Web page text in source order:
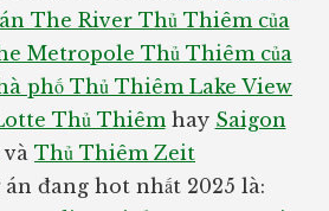
The River Thủ Thiêm của
Metropole Thủ Thiêm của
phố Thủ Thiêm Lake View
Thủ Thiêm hay Saigon
và Thủ Thiêm Zeit
đang hot nhất 2025 là: